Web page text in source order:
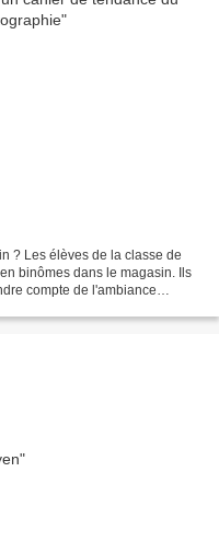
? Les élèves de la classe de
binômes dans le magasin. Ils
compte de l'ambiance